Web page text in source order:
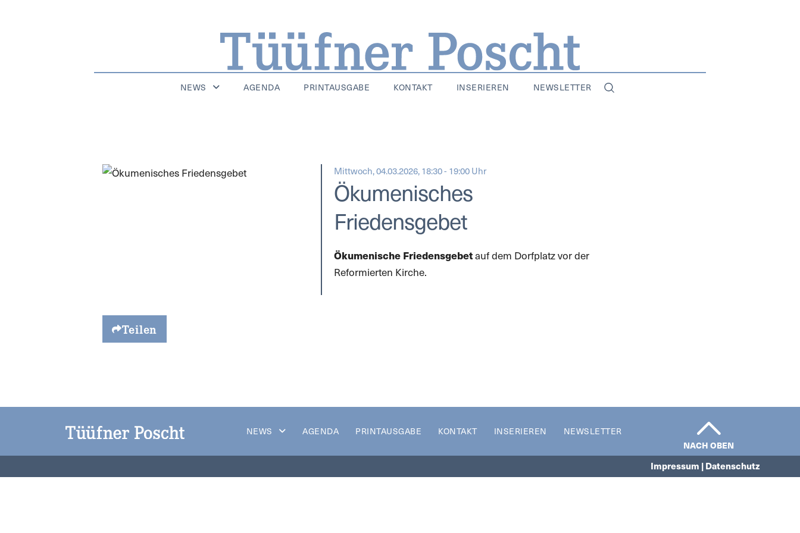
NEWS AGENDA PRINTAUSGABE KONTAKT INSERIEREN NEWSLETTER
Mittwoch, 04.03.2026, 18:30 - 19:00 Uhr
Ökumenisches
Friedensgebet
Ökumenische Friedensgebetauf dem Dorfplatz vor der
Reformierten Kirche.
Teilen
NEWS AGENDA PRINTAUSGABE KONTAKT INSERIEREN
NEWSLETTER
NACH OBEN
Impressum | Datenschutz